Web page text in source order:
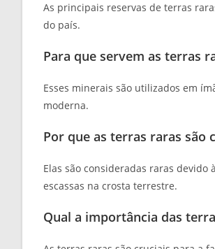
As principais reservas de terras
do país.
Para que servem as terras
Esses minerais são utilizados em
moderna.
Por que as terras raras são
Elas são consideradas raras
escassas na crosta terrestre.
Qual a importância das